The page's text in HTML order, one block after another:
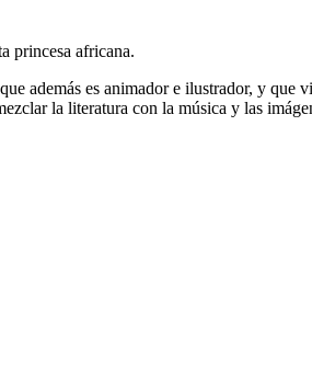
princesa africana.
además es animador e ilustrador, y que
la literatura con la música y las